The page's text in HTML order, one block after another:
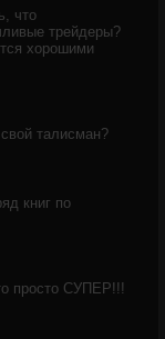
что
трейдеры?
хорошими
талисман?
книг по
просто СУПЕР!!!